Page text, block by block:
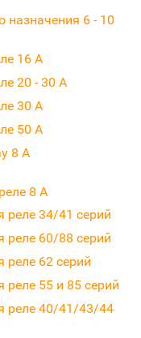
назначения 6 - 10
16 А
20 - 30 А
30 А
50 А
8 A
8 A
реле 34/41 серий
реле 60/88 серий
реле 62 серий
реле 55 и 85 серий
реле 40/41/43/44